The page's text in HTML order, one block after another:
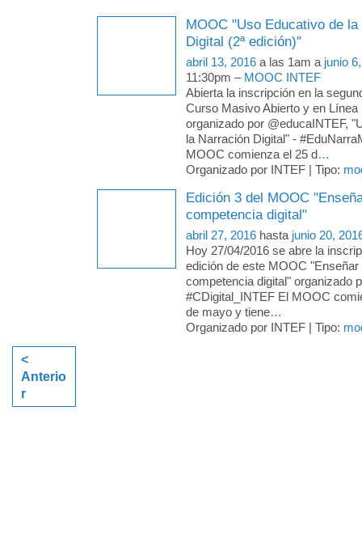
MOOC "Uso Educativo de
Digital (2ª edición)"
abril 13, 2016 a las 1am a junio
11:30pm – MOOC INTEF
Abierta la inscripción en la
Curso Masivo Abierto y en
organizado por @educaINTEF,
la Narración Digital" -
MOOC comienza el 25 d…
Organizado por INTEF | Tipo:
Edición 3 del MOOC
competencia digital"
abril 27, 2016 hasta junio 20,
Hoy 27/04/2016 se abre la
edición de este MOOC "Enseñar
competencia digital" organizado
#CDigital_INTEF El MOOC
de mayo y tiene…
Organizado por INTEF | Tipo:
<
Anterio
r